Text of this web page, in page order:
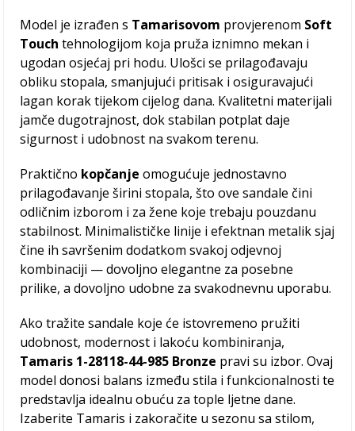
Model je izrađen s Tamarisovom provjerenom Soft
Touch tehnologijom koja pruža iznimno mekan i
ugodan osjećaj pri hodu. Ulošci se prilagođavaju
obliku stopala, smanjujući pritisak i osiguravajući
lagan korak tijekom cijelog dana. Kvalitetni materijali
jamče dugotrajnost, dok stabilan potplat daje
sigurnost i udobnost na svakom terenu.
Praktično kopčanje omogućuje jednostavno
prilagođavanje širini stopala, što ove sandale čini
odličnim izborom i za žene koje trebaju pouzdanu
stabilnost. Minimalističke linije i efektnan metalik sjaj
čine ih savršenim dodatkom svakoj odjevnoj
kombinaciji — dovoljno elegantne za posebne
prilike, a dovoljno udobne za svakodnevnu uporabu.
Ako tražite sandale koje će istovremeno pružiti
udobnost, modernost i lakoću kombiniranja,
Tamaris 1-28118-44-985 Bronze pravi su izbor. Ovaj
model donosi balans između stila i funkcionalnosti te
predstavlja idealnu obuću za tople ljetne dane.
Izaberite Tamaris i zakoračite u sezonu sa stilom,